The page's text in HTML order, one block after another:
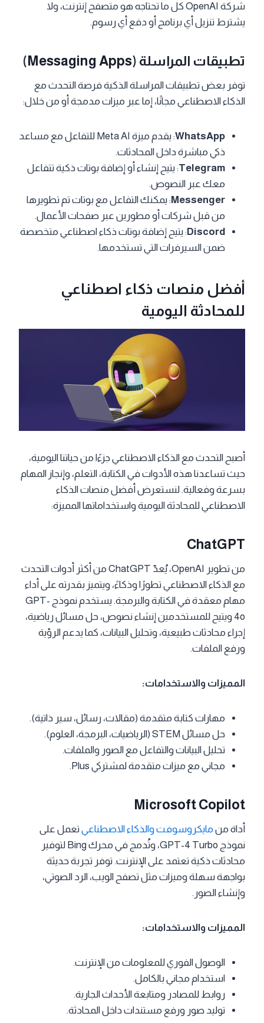
شركة OpenAI كل ما تحتاجه هو متصفح إنترنت، ولا
يشترط تنزيل أي برنامج أو دفع أي رسوم.
تطبيقات المراسلة (Messaging Apps)
توفر بعض تطبيقات المراسلة الذكية فرصة التحدث مع
الذكاء الاصطناعي مجانًا، إما عبر ميزات مدمجة أو من خلال:
WhatsApp
: يقدم ميزة Meta AI للتفاعل مع مساعد
ذكي مباشرة داخل المحادثات.
Telegram: يتيح إنشاء أو إضافة بوتات ذكية تتفاعل
معك عبر النصوص.
Messenger: يمكنك التفاعل مع بوتات تم تطويرها
من قبل شركات أو مطورين عبر صفحات الأعمال.
Discord: يتيح إضافة بوتات ذكاء اصطناعي متخصصة
ضمن السيرفرات التي تستخدمها.
أفضل منصات ذكاء اصطناعي
للمحادثة اليومية
أصبح التحدث مع الذكاء الاصطناعي جزءًا من حياتنا اليومية،
حيث تساعدنا هذه الأدوات في الكتابة، التعلم، وإنجاز المهام
بسرعة وفعالية. لنستعرض أفضل منصات الذكاء
الاصطناعي للمحادثة اليومية واستخداماتها المميزة:
ChatGPT
من تطوير OpenAI، يُعدّ ChatGPT من أكثر أدوات التحدث
مع الذكاء الاصطناعي تطورًا وذكاءً، ويتميز بقدرته على أداء
مهام معقدة في الكتابة والبرمجة. يستخدم نموذج GPT-
4o ويتيح للمستخدمين إنشاء نصوص، حل مسائل رياضية،
إجراء محادثات طبيعية، وتحليل البيانات، كما يدعم الرؤية
ورفع الملفات.
المميزات والاستخدامات:
مهارات كتابة متقدمة (مقالات، رسائل، سير ذاتية).
حل مسائل STEM (الرياضيات، البرمجة، العلوم).
تحليل البيانات والتفاعل مع الصور والملفات.
مجاني مع ميزات متقدمة لمشتركي Plus.
Microsoft Copilot
أداة من مايكروسوفت والذكاء الاصطناعيتعمل على
نموذج GPT-4 Turbo، وتُدمج في محرك Bing لتوفير
محادثات ذكية تعتمد على الإنترنت. توفر تجربة حديثة
بواجهة سهلة وميزات مثل تصفح الويب، الرد الصوتي،
وإنشاء الصور.
المميزات والاستخدامات:
الوصول الفوري للمعلومات من الإنترنت.
استخدام مجاني بالكامل.
روابط للمصادر ومتابعة الأحداث الجارية.
توليد صور ورفع مستندات داخل المحادثة.